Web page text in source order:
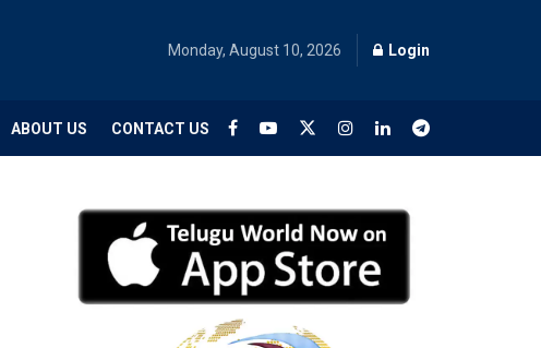
Monday, August 10, 2026 Login
ABOUT US CONTACT US